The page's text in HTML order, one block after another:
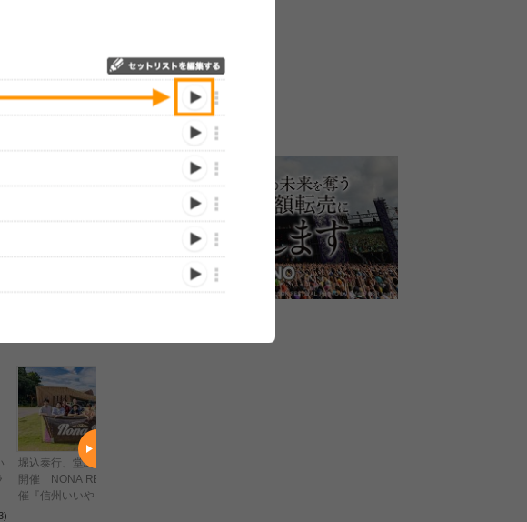
を投稿する
堀込泰行、堂島孝平を迎え
開催 NONA REEVES主
催『信州いいやまノーナ・